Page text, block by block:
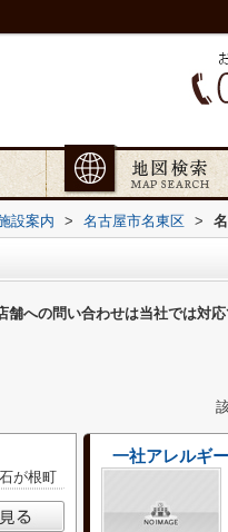
設案内 > 名古屋市名東区 >
への問い合わせは当社では対応
が根町
一社アレルギ